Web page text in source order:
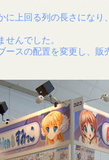
に上回る列の長さになり
せんでした。
ースの配置を変更し、販